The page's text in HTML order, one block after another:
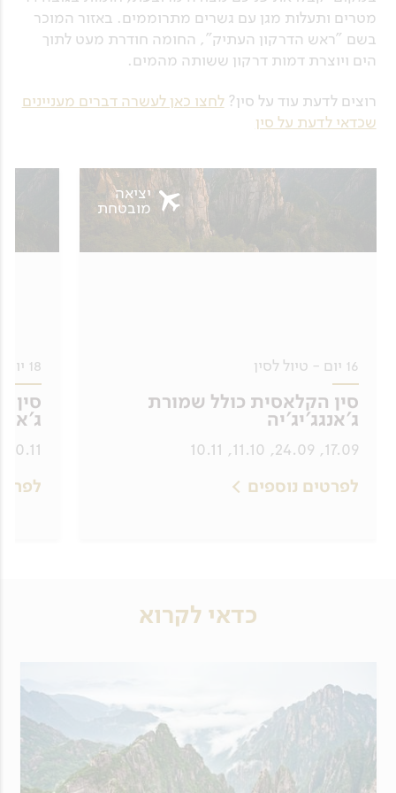
מטרים ותעלות מגן עם גשרים מתרוממים. באזור המוכר
בשם "ראש הדרקון העתיק", החומה חודרת מעט לתוך
הים ויוצרת דמות דרקון ששותה מהמים.
רוצים לדעת עוד על סין?לחצו כאן לעשרה דברים מעניינים
שכדאי לדעת על סין
16 יום - טיול לסין
סין הקלאסית כולל שמורת
ג'אנגג'יג'יה
17.09, 24.09, 11.10, 10.11
לפרטים נוספים
יציאה
מובטחת
18 יום - טיול לסין
סין
10.11
כדאי לקרוא